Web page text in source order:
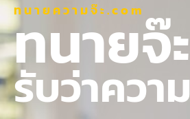
ทนายความจ๊ะ.com
ทนายจ๊ะ
รับว่าความ